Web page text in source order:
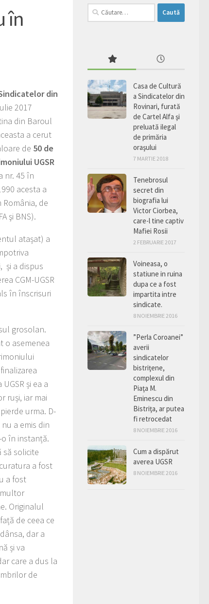
în
din
2017
din Baroul
a cerut
de 50 de
UGSR
nr. 45 în
acesta a
de
şi BNS).
atașat) a
și a dispus
CGM-UGSR
în înscrisuri
grosolan.
o asemenea
și ea a
ruși, iar mai
urma. D-
a emis din
în instanță.
să solicite
a fost
a fost
Originalul
de ceea ce
dar a
și va
care a dus la
de
Caută
după:
Casa de Cultură
a Sindicatelor din
Rovinari, furată
de Cartel Alfa şi
preluată ilegal
de primăria
oraşului
7 MARTIE 2018
Tenebrosul
secret din
biografia lui
Victor Ciorbea,
care-l tine captiv
Mafiei Rosii
2 FEBRUARIE 2017
Voineasa, o
statiune in ruina
dupa ce a fost
impartita intre
sindicate.
8 NOIEMBRIE 2016
”Perla Coroanei”
averii
sindicatelor
bistriţene,
complexul din
Piaţa M.
Eminescu din
Bistriţa, ar putea
fi retrocedat
8 NOIEMBRIE 2016
Cum a dispărut
averea UGSR
8 NOIEMBRIE 2016